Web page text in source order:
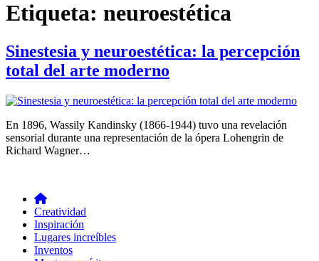
Etiqueta: neuroestética
Sinestesia y neuroestética: la percepción
total del arte moderno
En 1896, Wassily Kandinsky (1866-1944) tuvo una revelación
sensorial durante una representación de la ópera Lohengrin de
Richard Wagner…
Creatividad
Inspiración
Lugares increíbles
Inventos